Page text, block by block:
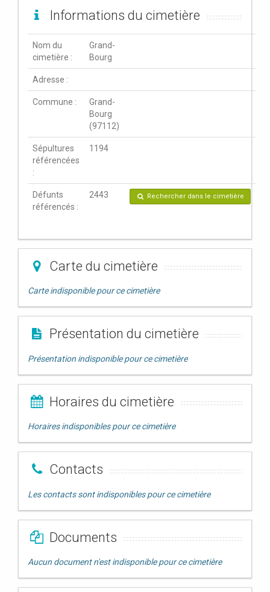
Informations du cimetière
Nom du
cimetière :
Grand-
Bourg
Adresse :
Commune :
Grand-
Bourg
(97112)
Sépultures
référencées
:
1194
Défunts
référencés :
2443 Rechercher dans le cimetière
Carte du cimetière
Carte indisponible pour ce cimetière
Présentation du cimetière
Présentation indisponible pour ce cimetière
Horaires du cimetière
Horaires indisponibles pour ce cimetière
Contacts
Les contacts sont indisponibles pour ce cimetière
Documents
Aucun document n'est indisponible pour ce cimetière